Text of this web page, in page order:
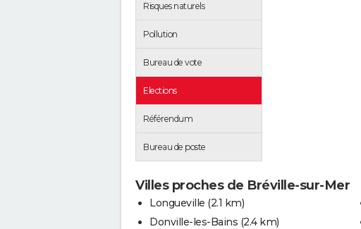
Risques naturels
Pollution
Bureau de vote
Elections
Référendum
Bureau de poste
Villes proches de Bréville-sur-Mer
Longueville (2.1 km)
Donville-les-Bains (2.4 km)